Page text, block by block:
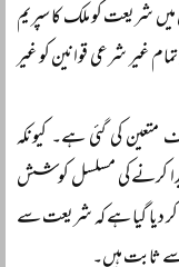
شریعت کو ملک کا سپریم
غیر شرعی قوانین کو غیر
کی گئی ہے۔ کیونکہ
کرنے کی مسلسل کوشش
دیا گیا ہے کہ شریعت سے
ثابت ہیں۔